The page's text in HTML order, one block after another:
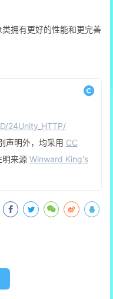
拥有更好的性能和更完善
24Unity_HTTP/
声明外，均采用 CC
明来源 Winward King's